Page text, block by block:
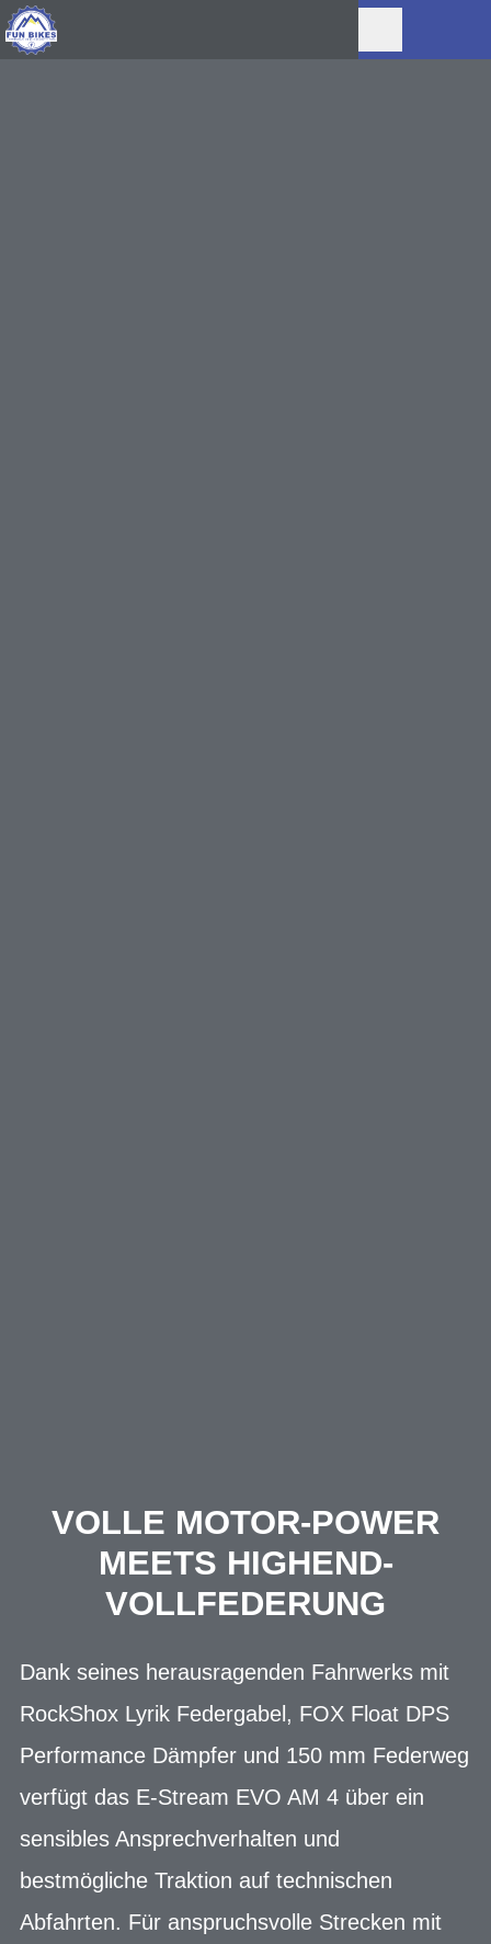
VOLLE MOTOR-POWER
MEETS HIGHEND-
VOLLFEDERUNG
Dank seines herausragenden Fahrwerks mit
RockShox Lyrik Federgabel, FOX Float DPS
Performance Dämpfer und 150 mm Federweg
verfügt das E-Stream EVO AM 4 über ein
sensibles Ansprechverhalten und
bestmögliche Traktion auf technischen
Abfahrten. Für anspruchsvolle Strecken mit